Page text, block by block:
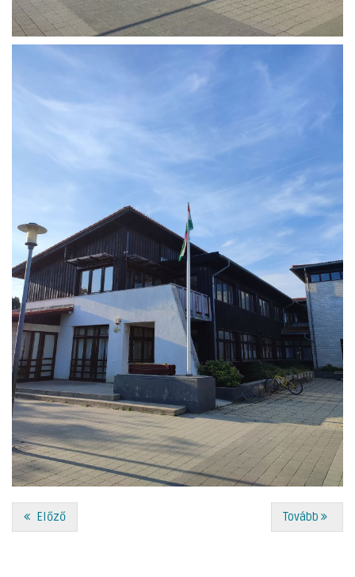
Előző Tovább